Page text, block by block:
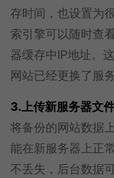
存时间，也设置为
索引擎可以随时查
器缓存中IP地址。
网站已经更换了服
3.上传新服务器文
将备份的网站数据
能在新服务器上正
不丢失，后台数据